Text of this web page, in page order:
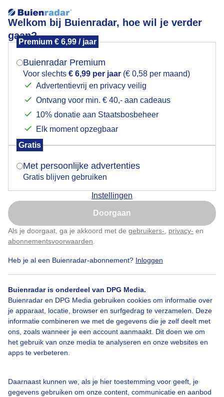
Welkom bij Buienradar, hoe wil je verder
gaan?
Premium € 6,99 / jaar
Buienradar Premium
Voor slechts € 6,99 per jaar (€ 0,58 per maand)
Advertentievrij en privacy veilig
Ontvang voor min. € 40,- aan cadeaus
10% donatie aan Staatsbosbeheer
Elk moment opzegbaar
Gratis
Met persoonlijke advertenties
Gratis blijven gebruiken
Instellingen
Doorgaan
Als je doorgaat, ga je akkoord met de gebruikers- privacy- en
abonnementsvoorwaarden
Heb je al een Buienradar-abonnement? Inloggen
Buienradar is onderdeel van DPG Media.
Buienradar en DPG Media gebruiken cookies om informatie over
je apparaat, locatie, browser en surfgedrag te verzamelen. Deze
informatie combineren we met de gegevens die je zelf deelt met
ons, zoals wanneer je een account aanmaakt. Dit doen we om
het gebruik van onze media te analyseren en onze websites en
apps te verbeteren.
Daarnaast kunnen we, als je hier toestemming voor geeft, je
gegevens gebruiken om onze content, communicatie en aanbod
Koolwitje geniet van de nectar in de tuinjudaspenning
Door: Astrid Wiessner Hoog Gemaakt: 30-04-2026, 26x bekeken
Koolwitje Tuinjudaspenning Lente
Bekijk slideshow
Mogen we je locatie gebruiken voor het
Indien je hier nog geen akkoord op hebt gegeven,
verschijnt er zo een pop-up uit je browser waarin
Is goed, toon de popup
Nu niet, misschien later
Klik hierom dit aan te passen